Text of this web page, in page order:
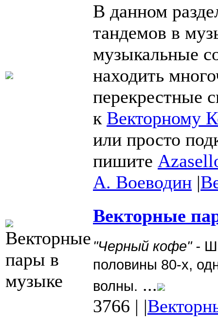
В данном
тандемов в
музыкальные
находить
перекрестные
к Векторному
или просто
пишите
А. Воеводин |
Векторные
"Черный кофе" -
половины 80-х,
волны. ...
3766 | |